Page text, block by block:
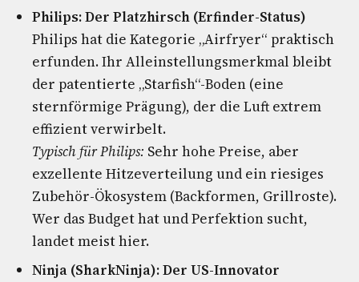
Philips: Der Platzhirsch (Erfinder-Status)
Philips hat die Kategorie „Airfryer“ praktisch
erfunden. Ihr Alleinstellungsmerkmal bleibt
der patentierte „Starfish“-Boden (eine
sternförmige Prägung), der die Luft extrem
effizient verwirbelt.
Typisch für Philips: Sehr hohe Preise, aber
exzellente Hitzeverteilung und ein riesiges
Zubehör-Ökosystem (Backformen, Grillroste).
Wer das Budget hat und Perfektion sucht,
landet meist hier.
Ninja (SharkNinja): Der US-Innovator